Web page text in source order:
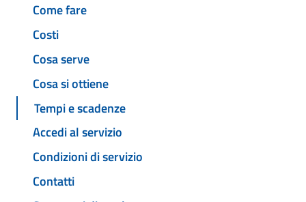
Come fare
Costi
Cosa serve
Cosa si ottiene
Tempi e scadenze
Accedi al servizio
Condizioni di servizio
Contatti